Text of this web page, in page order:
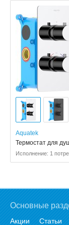
Aquatek
Термостат для
Исполнение: 1
Основные
Акции Статьи